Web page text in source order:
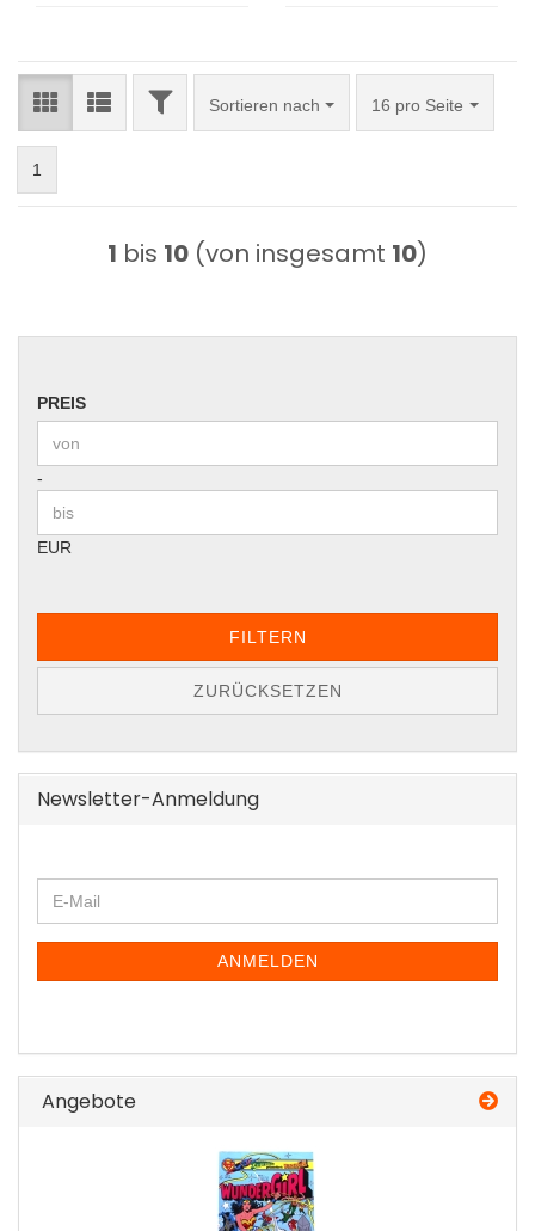
FILTERSortieren nach
Sortieren nach 16 pro Seite
pro Seite
1
1 bis 10 (von insgesamt 10)
PREIS
PREIS
Preis bis
-
EUR
FILTERN
ZURÜCKSETZEN
Newsletter-Anmeldung
ZUR
E-
Mail
ANMELDEN
Angebote